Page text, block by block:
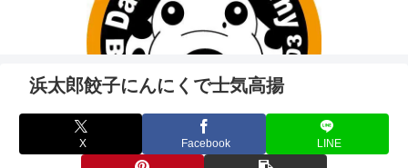
浜太郎餃子にんにくで士気高揚
X Facebook LINE